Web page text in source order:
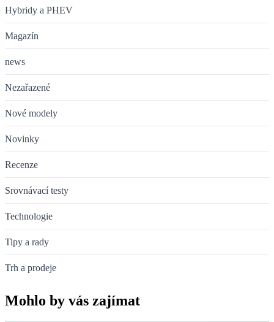
Hybridy a PHEV
Magazín
news
Nezařazené
Nové modely
Novinky
Recenze
Srovnávací testy
Technologie
Tipy a rady
Trh a prodeje
Mohlo by vás zajímat